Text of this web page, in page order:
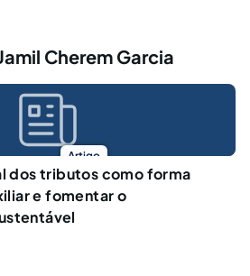
Cherem Garcia
Artigo
dos tributos como forma
e fomentar o